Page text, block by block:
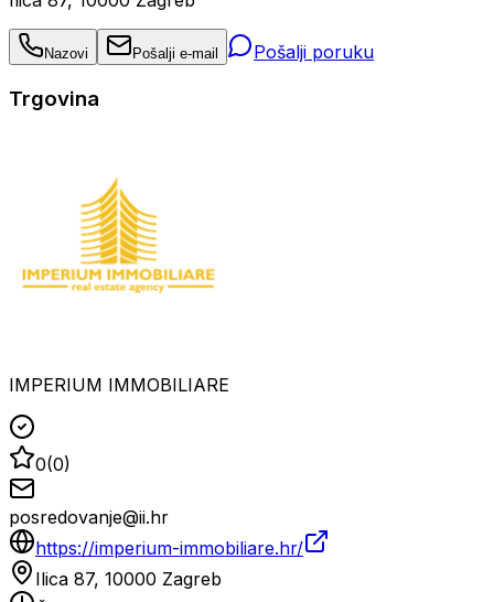
Nazovi Pošalji e-mail Pošalji poruku
Trgovina
IMPERIUM IMMOBILIARE
0(0)
posredovanje@ii.hr
https://imperium-immobiliare.hr/
Ilica 87, 10000 Zagreb